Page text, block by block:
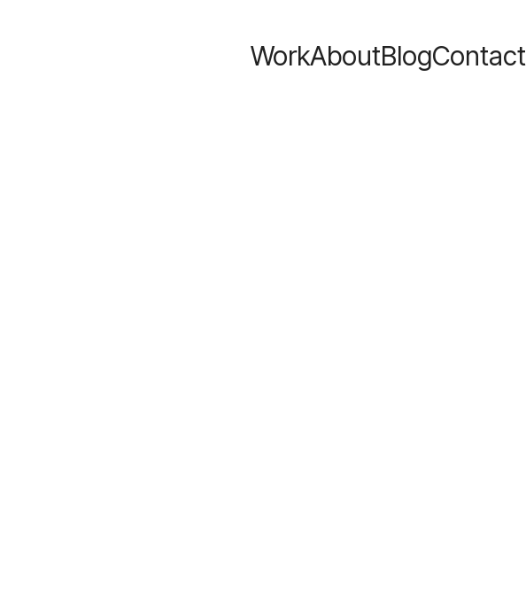
WorkAboutBlogContact